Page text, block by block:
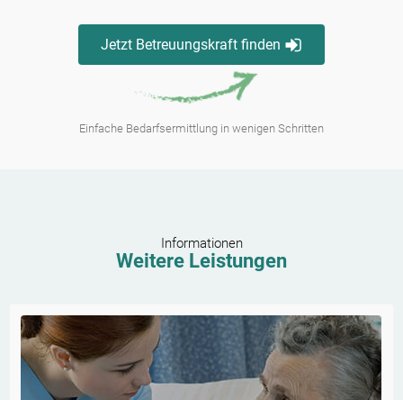
Jetzt Betreuungskraft finden
Einfache Bedarfsermittlung in wenigen Schritten
Informationen
Weitere Leistungen